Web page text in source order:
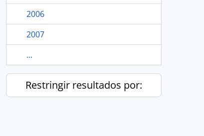
2006
2007
...
Restringir resultados por: